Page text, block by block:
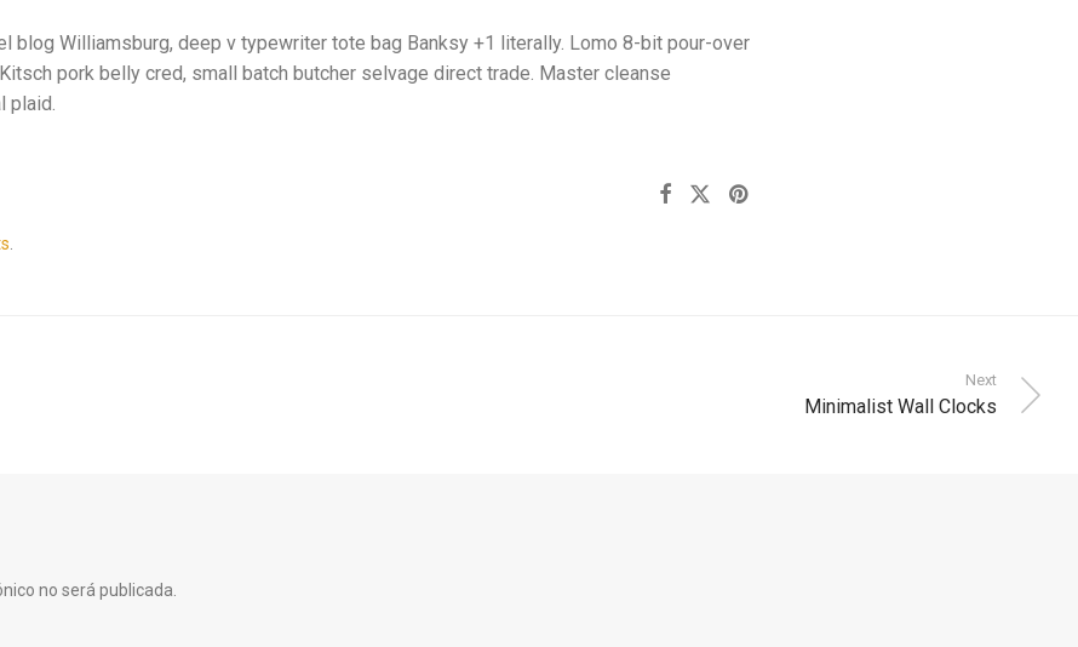
blog Williamsburg, deep v typewriter tote bag Banksy +1 literally. Lomo 8-bit pour-over
pork belly cred, small batch butcher selvage direct trade. Master cleanse
plaid.
Next
Minimalist Wall Clocks
no será publicada.